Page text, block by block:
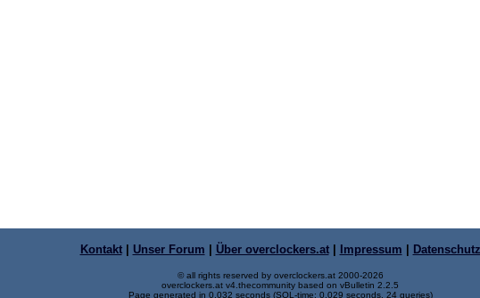
Kontakt| Unser Forum | Über overclockers.at| Impressum | Datenschutz
© all rights reserved by overclockers.at 2000-2026
overclockers.at v4.thecommunity based on vBulletin 2.2.5
Page generated in 0.032 seconds (SQL-time: 0.029 seconds, 24 queries)